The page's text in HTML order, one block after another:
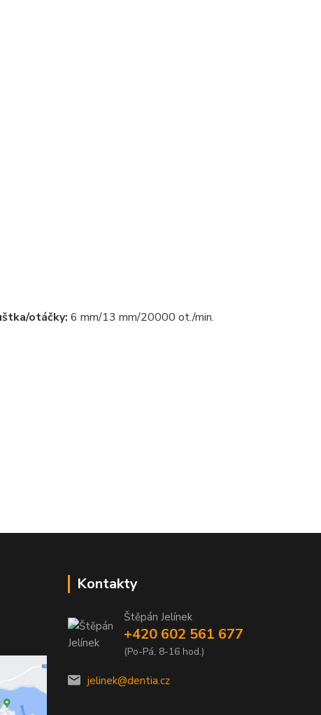
otáčky: 6 mm/13 mm/20000 ot./min.
Kontakty
Štěpán Jelínek
+420 602 561 677
(Po-Pá, 8-16 hod.)
jelinek@dentia.cz